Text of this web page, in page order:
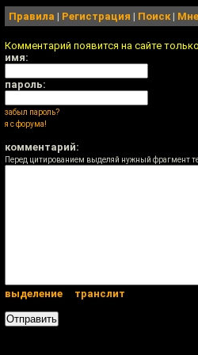
Правила | Регистрация | Поиск|
Комментарий появится на сайте
имя:
пароль:
забыл пароль?
я с форума!
комментарий:
Перед цитированием выделяй нужный фрагмент
выделение транслит